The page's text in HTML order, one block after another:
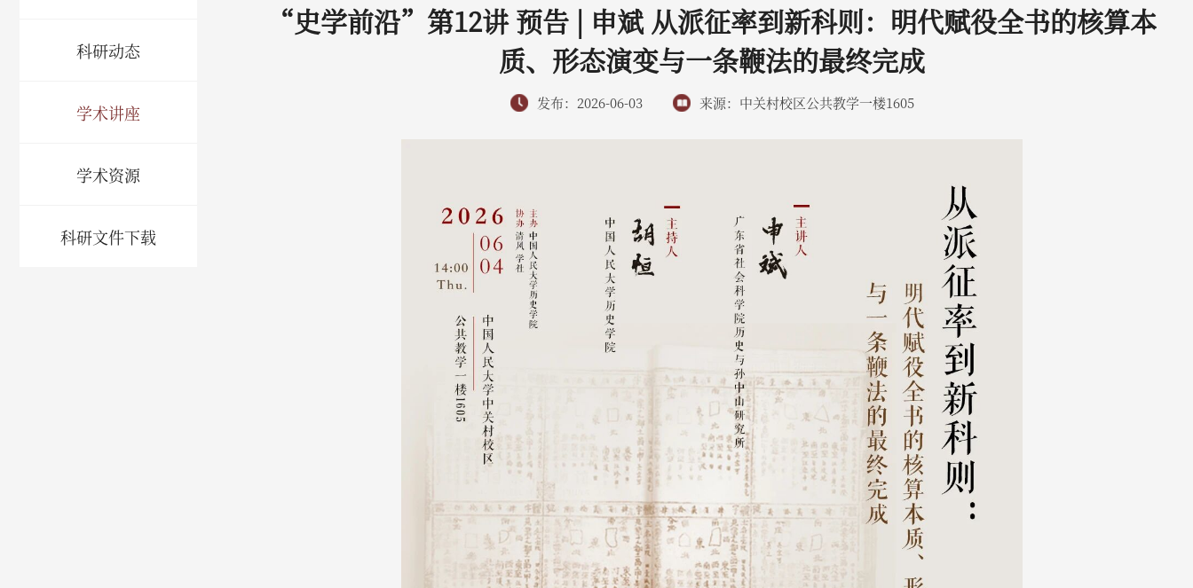
科研动态
学术讲座
学术资源
科研文件下载
“史学前沿”第12讲 预告 | 申斌 从派征率到新科则：明代赋役全书的核算本
质、形态演变与一条鞭法的最终完成
发布：2026-06-03 来源：中关村校区公共教学一楼1605